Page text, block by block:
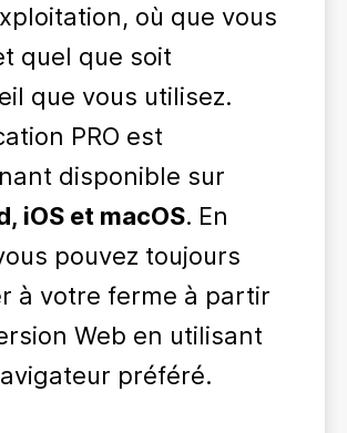
où que vous
quel que soit
que vous utilisez.
PRO est
disponible sur
iOS et macOS. En
pouvez toujours
à votre ferme à partir
Web en utilisant
préféré.